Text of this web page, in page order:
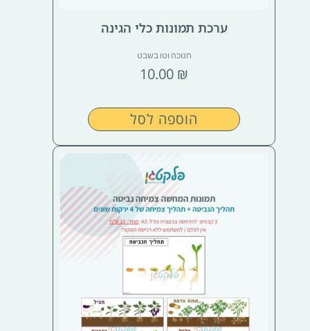
ערכת תמונות כלי הגינה
חנוכה וטו בשבט
10.00 ₪
הוספה לסל